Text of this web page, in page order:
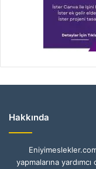
Hakkında
yapmalarına